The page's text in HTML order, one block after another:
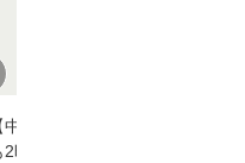
中古】 知識ゼロで
2時間で決算書が読